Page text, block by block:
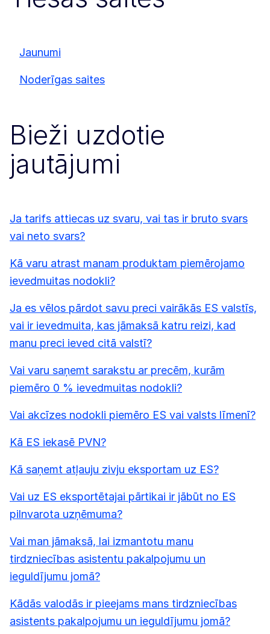
Jaunumi
Noderīgas saites
Bieži uzdotie
jautājumi
Ja tarifs attiecas uz svaru, vai tas ir bruto svars
vai neto svars?
Kā varu atrast manam produktam piemērojamo
ievedmuitas nodokli?
Ja es vēlos pārdot savu preci vairākās ES valstīs,
vai ir ievedmuita, kas jāmaksā katru reizi, kad
manu preci ieved citā valstī?
Vai varu saņemt sarakstu ar precēm, kurām
piemēro 0 % ievedmuitas nodokli?
Vai akcīzes nodokli piemēro ES vai valsts līmenī?
Kā ES iekasē PVN?
Kā saņemt atļauju zivju eksportam uz ES?
Vai uz ES eksportētajai pārtikai ir jābūt no ES
pilnvarota uzņēmuma?
Vai man jāmaksā, lai izmantotu manu
tirdzniecības asistentu pakalpojumu un
ieguldījumu jomā?
Kādās valodās ir pieejams mans tirdzniecības
asistents pakalpojumu un ieguldījumu jomā?